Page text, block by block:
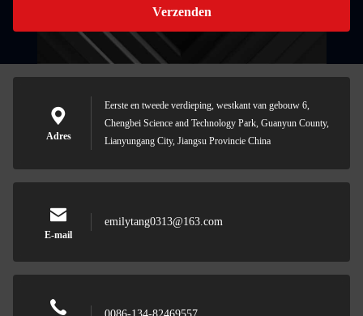
Verzenden
Adres
Eerste en tweede verdieping, westkant van gebouw 6,
Chengbei Science and Technology Park, Guanyun County,
Lianyungang City, Jiangsu Provincie China
E-mail
emilytang0313@163.com